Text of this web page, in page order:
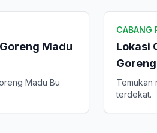
Madu
Madu Bu
CABANG
Lokasi
Temukan
terdekat.